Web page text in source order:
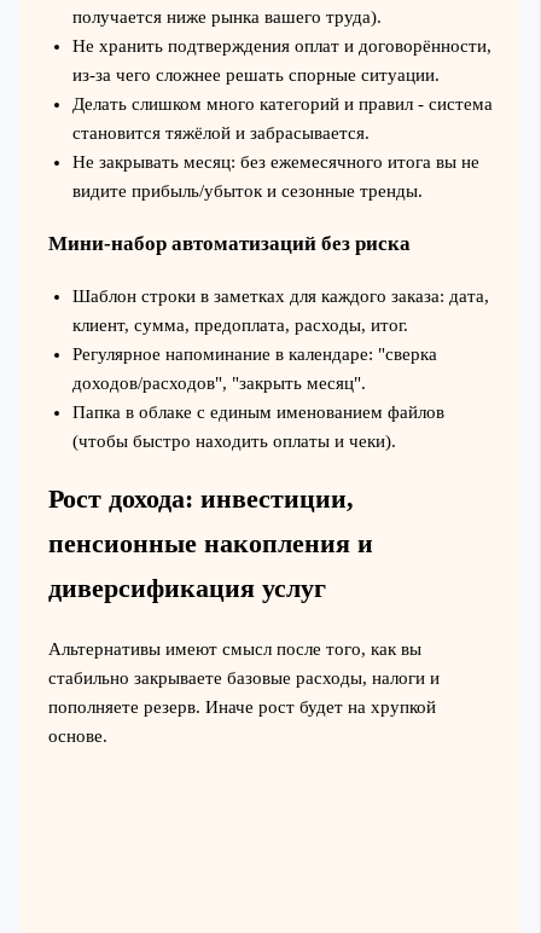
получается ниже рынка вашего труда).
Не хранить подтверждения оплат и договорённости,
из-за чего сложнее решать спорные ситуации.
Делать слишком много категорий и правил - система
становится тяжёлой и забрасывается.
Не закрывать месяц: без ежемесячного итога вы не
видите прибыль/убыток и сезонные тренды.
Мини-набор автоматизаций без риска
Шаблон строки в заметках для каждого заказа: дата,
клиент, сумма, предоплата, расходы, итог.
Регулярное напоминание в календаре: "сверка
доходов/расходов", "закрыть месяц".
Папка в облаке с единым именованием файлов
(чтобы быстро находить оплаты и чеки).
Рост дохода: инвестиции,
пенсионные накопления и
диверсификация услуг
Альтернативы имеют смысл после того, как вы
стабильно закрываете базовые расходы, налоги и
пополняете резерв. Иначе рост будет на хрупкой
основе.